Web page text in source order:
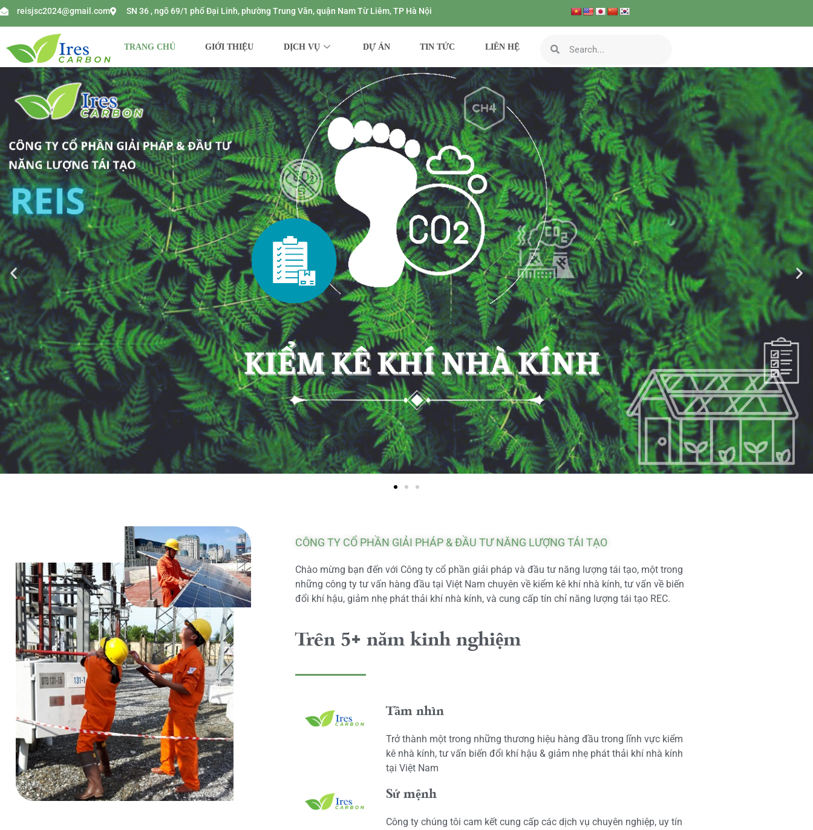
reisjsc2024@gmail.com SN 36 , ngõ 69/1 phố Đại Linh, phường Trung Văn, quận Nam Từ Liêm, TP Hà Nội
TRANG CHỦ GIỚI THIỆU DỊCH VỤ DỰ ÁN TIN TỨC LIÊN HỆ
CÔNG TY CỔ PHẦN GIẢI PHÁP & ĐẦU TƯ NĂNG LƯỢNG TÁI TẠO
Chào mừng bạn đến với Công ty cổ phần giải pháp và đầu tư năng lượng tái tạo, một trong
những công ty tư vấn hàng đầu tại Việt Nam chuyên về kiểm kê khí nhà kính, tư vấn về biến
đổi khí hậu, giảm nhẹ phát thải khí nhà kính, và cung cấp tín chỉ năng lượng tái tạo REC.
Trên 5+ năm kinh nghiệm
Tầm nhìn
Trở thành một trong những thương hiệu hàng đầu trong lĩnh vực kiểm
kê nhà kính, tư vấn biến đổi khí hậu & giảm nhẹ phát thải khí nhà kính
tại Việt Nam
Sứ mệnh
Công ty chúng tôi cam kết cung cấp các dịch vụ chuyên nghiệp, uy tín